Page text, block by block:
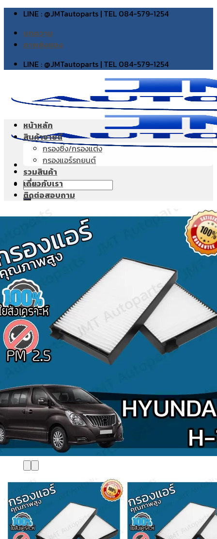
Skip
content
LINE : @JMTautoparts | TEL 084-579-1254
บทความ
ภาพส่งของ
LINE : @JMTautoparts | TEL 084-579-1254
Search
for:
Search
for:
หน้าหลัก
สินค้าขายดี
กรองซิ่ง/กรองแต่ง
กรองแอร์รถยนต์
รวมสินค้า
เกี่ยวกับเรา
ติดต่อสอบถาม